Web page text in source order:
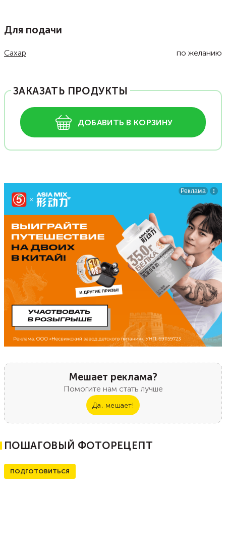
Для подачи
Сахар по желанию
ЗАКАЗАТЬ ПРОДУКТЫ
ДОБАВИТЬ В КОРЗИНУ
Мешает реклама?
Помогите нам стать лучше
Да, мешает!
ПОШАГОВЫЙ ФОТОРЕЦЕПТ
ПОДГОТОВИТЬСЯ